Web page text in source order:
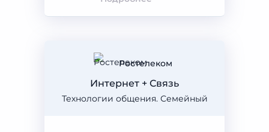
Ростелеком
Технологии общения. Семейный
Интернет + Связь